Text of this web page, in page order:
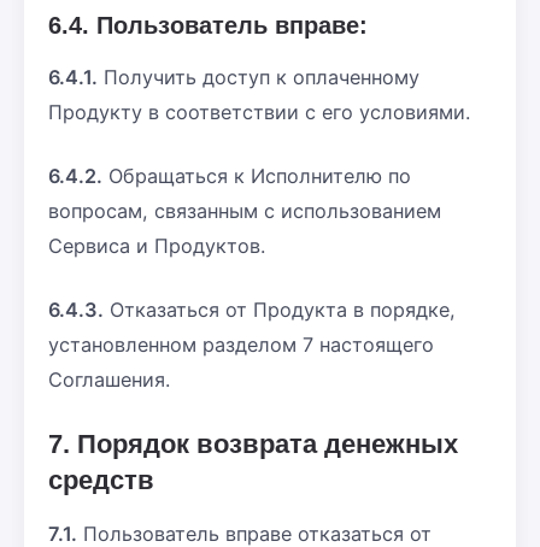
6.4. Пользователь вправе:
6.4.1. Получить доступ к оплаченному
Продукту в соответствии с его условиями.
6.4.2. Обращаться к Исполнителю по
вопросам, связанным с использованием
Сервиса и Продуктов.
6.4.3. Отказаться от Продукта в порядке,
установленном разделом 7 настоящего
Соглашения.
7. Порядок возврата денежных
средств
7.1. Пользователь вправе отказаться от